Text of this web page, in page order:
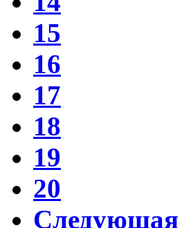
15
16
17
18
19
20
Следующая